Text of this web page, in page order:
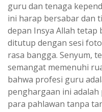
guru dan tenaga
ini harap bersabar dan
depan Insya Allah tetap
ditutup dengan sesi
rasa bangga. Senyum,
semangat memenuhi
bahwa profesi guru
penghargaan ini
para pahlawan tanpa